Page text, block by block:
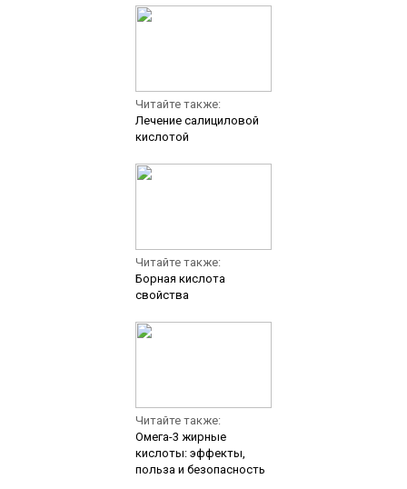
Читайте также:
Лечение салициловой
кислотой
Читайте также:
Борная кислота
свойства
Читайте также:
Омега-3 жирные
кислоты: эффекты,
польза и безопасность